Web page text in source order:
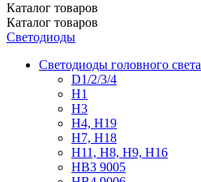
Каталог товаров
Каталог товаров
Светодиоды
Светодиоды головного света
D1/2/3/4
H1
H3
H4, H19
H7, H18
H11, H8, H9, H16
HB3 9005